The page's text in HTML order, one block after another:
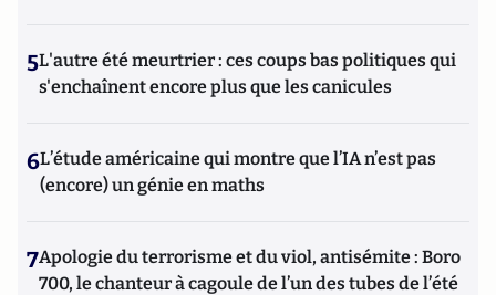
5L'autre été meurtrier : ces coups bas politiques qui
s'enchaînent encore plus que les canicules
6L’étude américaine qui montre que l’IA n’est pas
(encore) un génie en maths
7Apologie du terrorisme et du viol, antisémite : Boro
700, le chanteur à cagoule de l’un des tubes de l’été